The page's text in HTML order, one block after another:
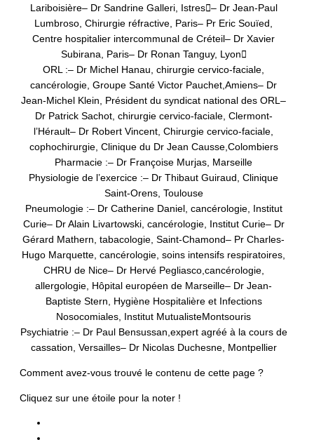
Lariboisière– Dr Sandrine Galleri, Istres– Dr Jean-Paul
Lumbroso, Chirurgie réfractive, Paris– Pr Eric Souïed,
Centre hospitalier intercommunal de Créteil – Dr Xavier
Subirana, Paris– Dr Ronan Tanguy, Lyon 
ORL :– Dr Michel Hanau, chirurgie cervico-faciale,
cancérologie, Groupe Santé Victor Pauchet,Amiens– Dr
Jean-Michel Klein, Président du syndicat national des ORL–
Dr Patrick Sachot, chirurgie cervico-faciale, Clermont-
l’Hérault– Dr Robert Vincent, Chirurgie cervico-faciale,
cophochirurgie, Clinique du Dr Jean Causse,Colombiers
Pharmacie :– Dr Françoise Murjas, Marseille
Physiologie de l’exercice :– Dr Thibaut Guiraud, Clinique
Saint-Orens, Toulouse
Pneumologie :– Dr Catherine Daniel, cancérologie, Institut
Curie– Dr Alain Livartowski, cancérologie, Institut Curie– Dr
Gérard Mathern, tabacologie, Saint-Chamond– Pr Charles-
Hugo Marquette, cancérologie, soins intensifs respiratoires,
CHRU de Nice– Dr Hervé Pegliasco,cancérologie,
allergologie, Hôpital européen de Marseille– Dr Jean-
Baptiste Stern, Hygiène Hospitalière et Infections
Nosocomiales, Institut MutualisteMontsouris
Psychiatrie :– Dr Paul Bensussan,expert agréé à la cours de
cassation, Versailles– Dr Nicolas Duchesne, Montpellier
Comment avez-vous trouvé le contenu de cette page ?
Cliquez sur une étoile pour la noter !